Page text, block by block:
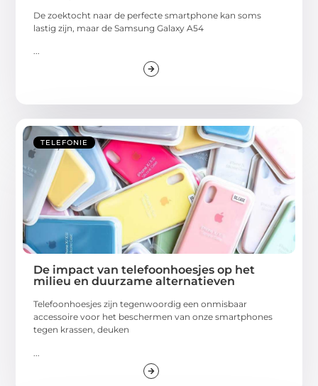
De zoektocht naar de perfecte smartphone kan soms
lastig zijn, maar de Samsung Galaxy A54
...
TELEFONIE
De impact van telefoonhoesjes op het
milieu en duurzame alternatieven
Telefoonhoesjes zijn tegenwoordig een onmisbaar
accessoire voor het beschermen van onze smartphones
tegen krassen, deuken